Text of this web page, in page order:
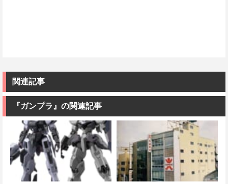
関連記事
『ガンプラ』の関連記事